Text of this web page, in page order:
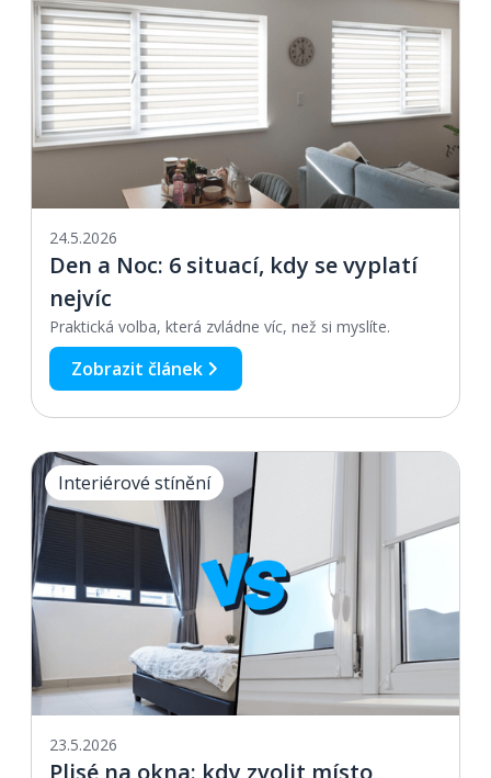
24.5.2026
Den a Noc: 6 situací, kdy se vyplatí
nejvíc
Praktická volba, která zvládne víc, než si myslíte.
Zobrazit článek
Interiérové stínění
23.5.2026
Plisé na okna: kdy zvolit místo